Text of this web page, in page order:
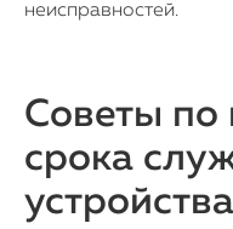
неисправностей.
Советы
срока
устройства